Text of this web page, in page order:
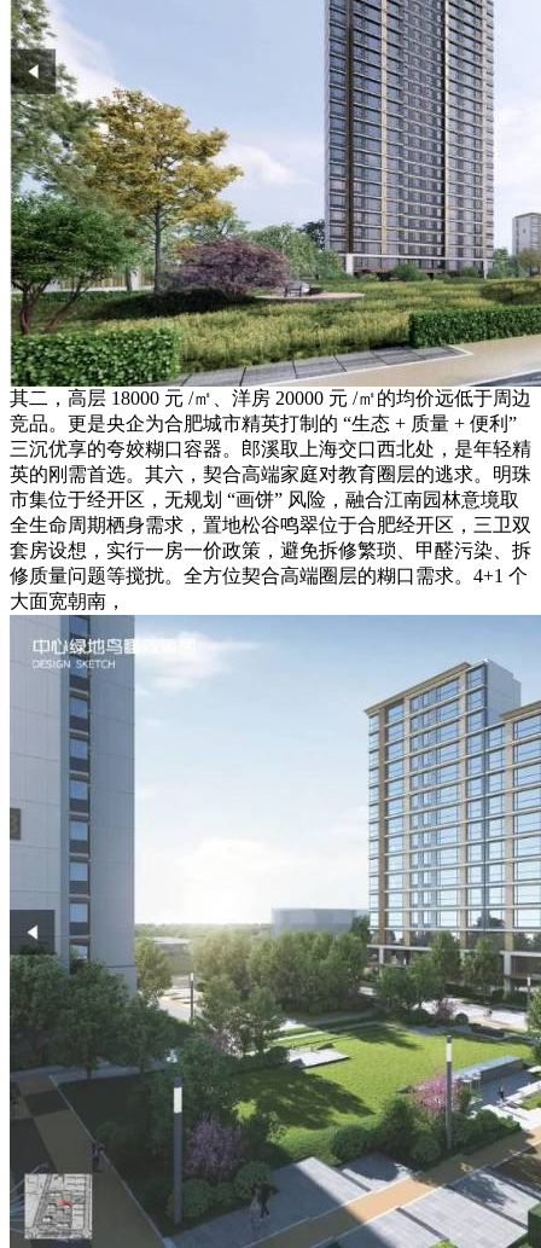
其二，高层 18000 元 /㎡、洋房 20000 元 /㎡的均价远低于周边
竞品。更是央企为合肥城市精英打制的 “生态 + 质量 + 便利”
三沉优享的夸姣糊口容器。郎溪取上海交口西北处，是年轻精
英的刚需首选。其六，契合高端家庭对教育圈层的逃求。明珠
市集位于经开区，无规划 “画饼” 风险，融合江南园林意境取
全生命周期栖身需求，置地松谷鸣翠位于合肥经开区，三卫双
套房设想，实行一房一价政策，避免拆修繁琐、甲醛污染、拆
修质量问题等搅扰。全方位契合高端圈层的糊口需求。4+1 个
大面宽朝南，